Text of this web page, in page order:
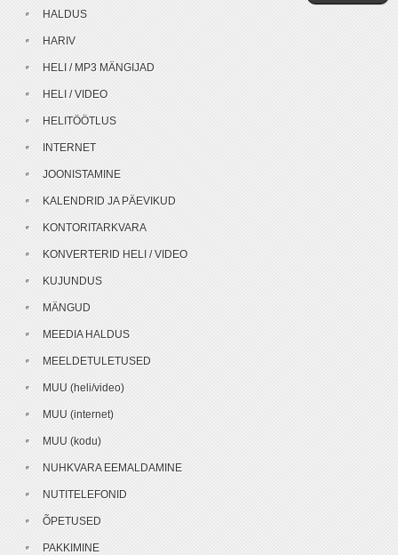
HALDUS
HARIV
HELI / MP3 MÄNGIJAD
HELI / VIDEO
HELITÖÖTLUS
INTERNET
JOONISTAMINE
KALENDRID JA PÄEVIKUD
KONTORITARKVARA
KONVERTERID HELI / VIDEO
KUJUNDUS
MÄNGUD
MEEDIA HALDUS
MEELDETULETUSED
MUU (heli/video)
MUU (internet)
MUU (kodu)
NUHKVARA EEMALDAMINE
NUTITELEFONID
ÕPETUSED
PAKKIMINE